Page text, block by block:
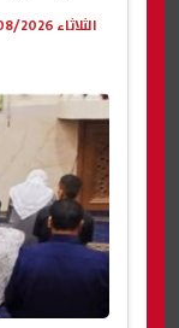
الثلاثاء 04/08/2026 05:14 م